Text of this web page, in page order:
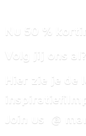
Nu 50 %
Volg jij ons al?
Hier zie je de
Join us @